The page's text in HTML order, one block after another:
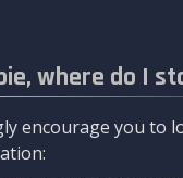
where do I
encourage you to